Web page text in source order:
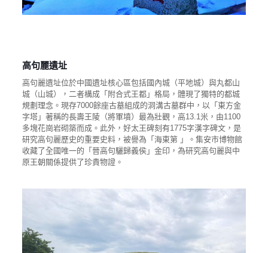
高句麗遺址
高句麗遺址‌位於中國遺址核心區包括‌國內城‌（平地城）與‌丸都山
城‌（山城），二者構成「附合式王都」格局，體現了獨特的都城
規劃理念。現存7000餘座古墓組成的‌洞溝古墓群‌中，以「東方金
字塔」著稱的‌長壽王陵‌（將軍墳）最為壯觀，高13.1米，由1100
多塊花崗岩砌築而成。此外，‌好太王碑‌刻有1775字漢字碑文，是
研究高句麗歷史的重要史料，被譽為「海東第 」。集安市博物館
收藏了全國唯一的「晉高句驪歸義侯」金印，為研究高句麗與中
原王朝關係提供了珍貴物證。